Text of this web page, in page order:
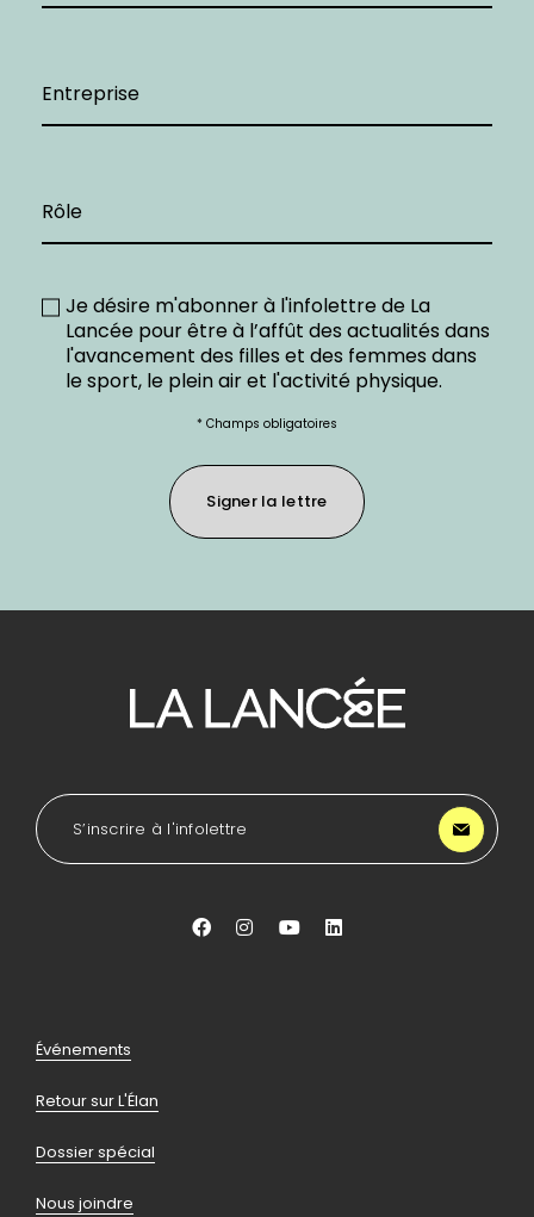
Champs obligatoires
Entreprise
Rôle
Je désire m'abonner à l'infolettre de La
Lancée pour être à l’affût des actualités dans
l'avancement des filles et des femmes dans
le sport, le plein air et l'activité physique.
Signer la lettre
diriger
de
LA
S’inscrire à l'infolettre
Aller Aller Aller
Aller
Pied
de
page
Événements
Retour sur L'Élan
Dossier spécial
Nous joindre